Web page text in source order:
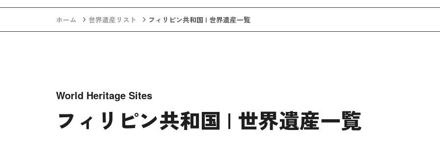
ホーム 世界遺産リスト フィリピン共和国 | 世界遺産一覧
World Heritage Sites
フィリピン共和国 | 世界遺産一覧